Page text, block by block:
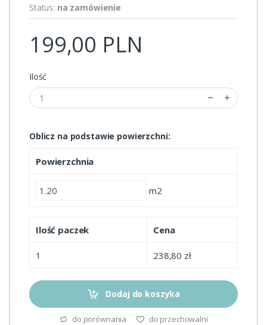
Status: na zamówienie
199,00 PLN
Ilość
Oblicz na podstawie powierzchni:
Powierzchnia
m2
Ilość paczek Cena
1 238,80 zł
Dodaj do koszyka
do porównania do przechowalni